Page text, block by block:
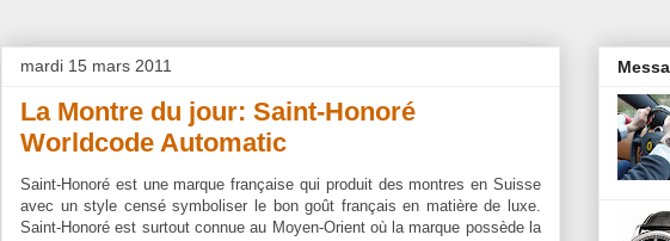
mardi 15 mars 2011
La Montre du jour: Saint-Honoré
Worldcode Automatic
Saint-Honoré est une marque française qui produit des montres en Suisse
avec un style censé symboliser le bon goût français en matière de luxe.
Saint-Honoré est surtout connue au Moyen-Orient où la marque possède la